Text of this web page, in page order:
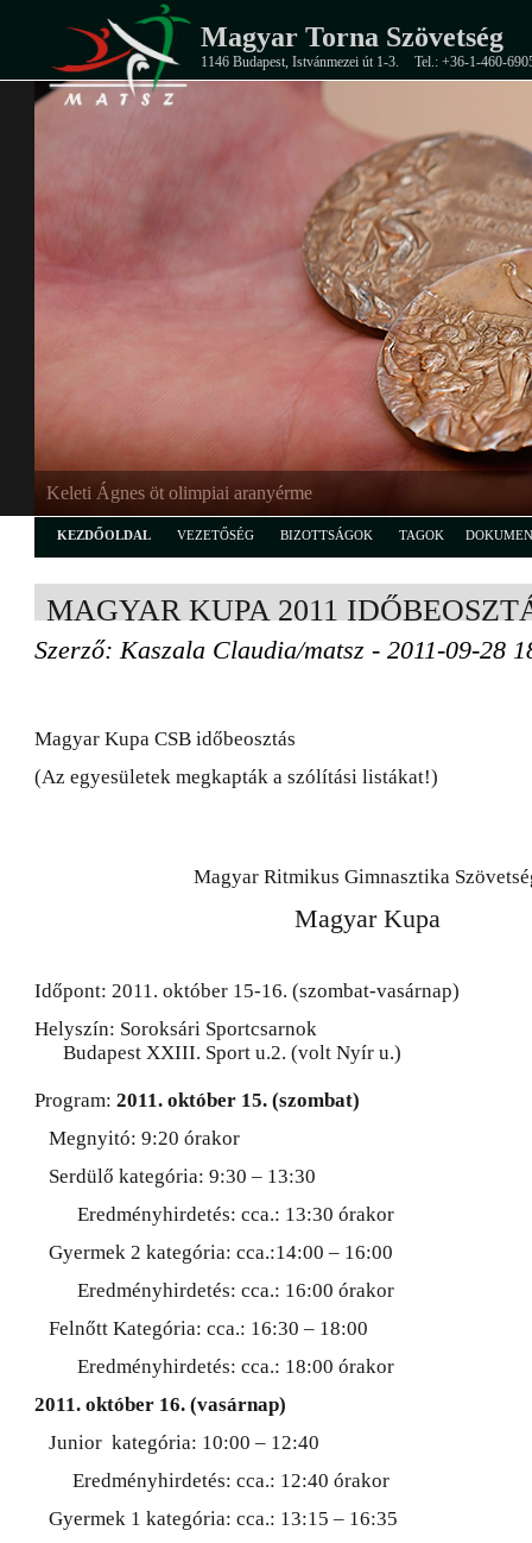
Magyar Torna Szövetség
1146 Budapest, Istvánmezei út 1-3. Tel.: +36-1-460-
Keleti Ágnes öt olimpiai aranyérme
KEZDŐOLDAL VEZETŐSÉG BIZOTTSÁGOK TAGOK
MAGYAR KUPA 2011
Szerző: Kaszala Claudia/matsz - 2011-09-28
Magyar Kupa CSB időbeosztás
(Az egyesületek megkapták a szólítási listákat!)
Magyar Ritmikus Gimnasztika
Magyar Kupa
Időpont: 2011. október 15-16. (szombat-vasárnap)
Helyszín: Soroksári Sportcsarnok
Budapest XXIII. Sport u.2. (volt Nyír u.)
Program: 2011. október 15. (szombat)
Megnyitó: 9:20 órakor
Serdülő kategória: 9:30 – 13:30
Eredményhirdetés: cca.: 13:30 órakor
Gyermek 2 kategória: cca.:14:00 – 16:00
Eredményhirdetés: cca.: 16:00 órakor
Felnőtt Kategória: cca.: 16:30 – 18:00
Eredményhirdetés: cca.: 18:00 órakor
2011. október 16. (vasárnap)
Junior kategória: 10:00 – 12:40
Eredményhirdetés: cca.: 12:40 órakor
Gyermek 1 kategória: cca.: 13:15 – 16:35